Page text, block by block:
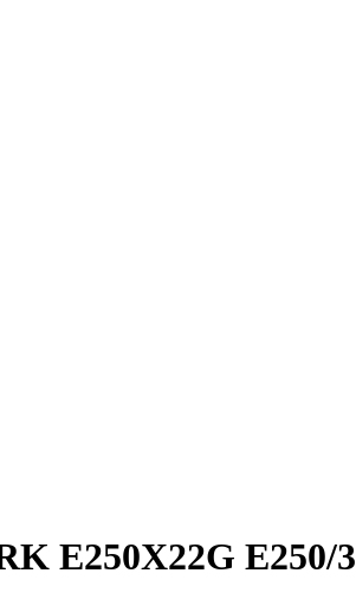
E250X22G E250/